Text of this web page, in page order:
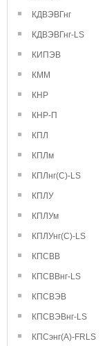
КДВЭВГнг
КДВЭВГнг-LS
КИПЭВ
КММ
КНР
КНР-П
КПЛ
КПЛм
КПЛнг(С)-LS
КПЛУ
КПЛУм
КПЛУнг(С)-LS
КПСВВ
КПСВВнг-LS
КПСВЭВ
КПСВЭВнг-LS
КПСэнг(А)-FRLS